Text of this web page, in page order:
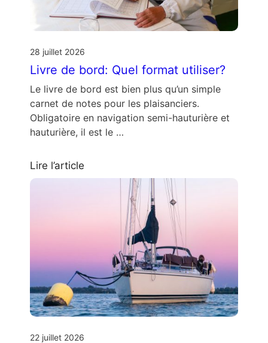
28 juillet 2026
Livre de bord: Quel format utiliser?
Le livre de bord est bien plus qu’un simple
carnet de notes pour les plaisanciers.
Obligatoire en navigation semi-hauturière et
hauturière, il est le …
Lire l’article
22 juillet 2026